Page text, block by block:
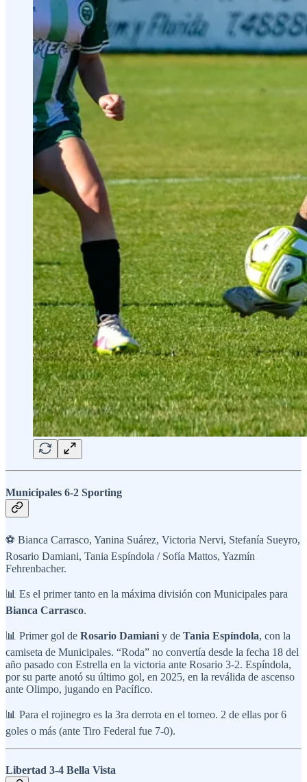
Municipales 6-2 Sporting
⚽ Bianca Carrasco, Yanina Suárez, Victoria Nervi, Stefanía Sueyro,
Rosario Damiani, Tania Espíndola / Sofía Mattos, Yazmín
Fehrenbacher.
📊 Es el primer tanto en la máxima división con Municipales para
Bianca Carrasco.
📊 Primer gol de Rosario Damiani y de Tania Espíndola, con la
camiseta de Municipales. “Roda” no convertía desde la fecha 18 del
año pasado con Estrella en la victoria ante Rosario 3-2. Espíndola,
por su parte anotó su último gol, en 2025, en la reválida de ascenso
ante Olimpo, jugando en Pacífico.
📊 Para el rojinegro es la 3ra derrota en el torneo. 2 de ellas por 6
goles o más (ante Tiro Federal fue 7-0).
Libertad 3-4 Bella Vista